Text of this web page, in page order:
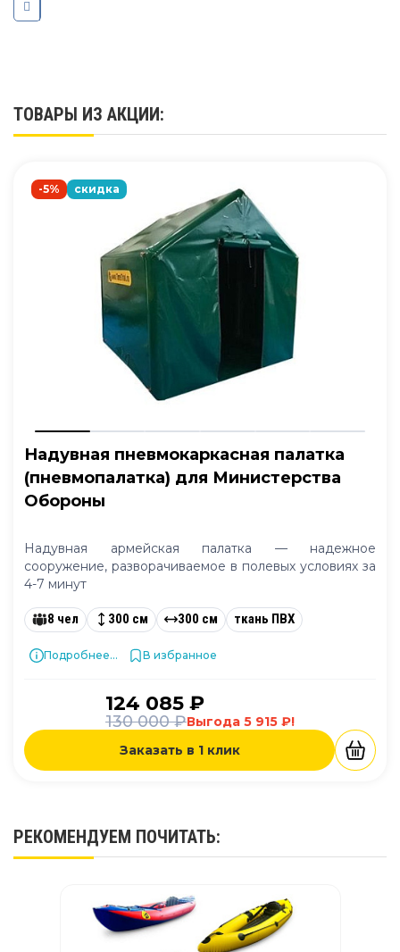
ТОВАРЫ ИЗ АКЦИИ:
-5% скидка
Надувная пневмокаркасная палатка
(пневмопалатка) для Министерства
Обороны
Надувная армейская палатка — надежное
сооружение, разворачиваемое в полевых условиях за
4-7 минут
8 чел 300 см 300 см ткань ПВХ
Подробнее... В избранное
124 085 ₽
130 000 ₽Выгода 5 915 ₽!
Заказать в 1 клик
РЕКОМЕНДУЕМ ПОЧИТАТЬ: